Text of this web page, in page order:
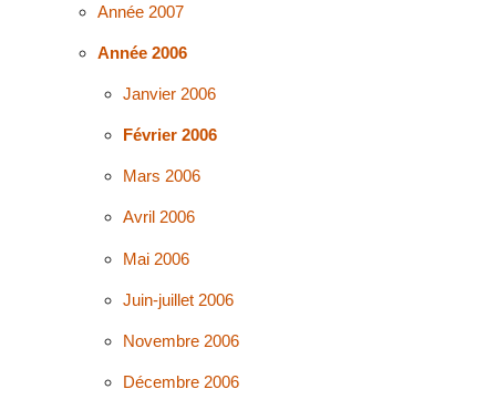
Année 2007
Année 2006
Janvier 2006
Février 2006
Mars 2006
Avril 2006
Mai 2006
Juin-juillet 2006
Novembre 2006
Décembre 2006